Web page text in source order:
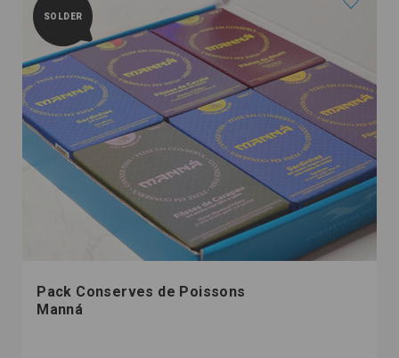
SOLDER
Pack Conserves de Poissons
Manná